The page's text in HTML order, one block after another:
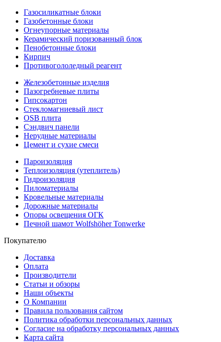
Газосиликатные блоки
Газобетонные блоки
Огнеупорные материалы
Керамический поризованный блок
Пенобетонные блоки
Кирпич
Противогололедный реагент
Железобетонные изделия
Пазогребневые плиты
Гипсокартон
Стекломагниевый лист
OSB плита
Сэндвич панели
Нерудные материалы
Цемент и сухие смеси
Пароизоляция
Теплоизоляция (утеплитель)
Гидроизоляция
Пиломатериалы
Кровельные материалы
Дорожные материалы
Опоры освещения ОГК
Печной шамот Wolfshöher Tonwerke
Покупателю
Доставка
Оплата
Производители
Статьи и обзоры
Наши объекты
О Компании
Правила пользования сайтом
Политика обработки персональных данных
Согласие на обработку персональных данных
Карта сайта